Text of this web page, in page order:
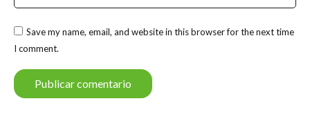
Save my name, email, and website in this browser for the next time
I comment.
Publicar comentario